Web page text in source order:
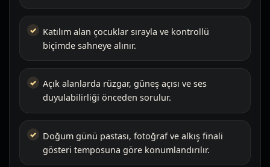
Katılım alan çocuklar sırayla ve kontrollü
biçimde sahneye alınır.
Açık alanlarda rüzgar, güneş açısı ve ses
duyulabilirliği önceden sorulur.
Doğum günü pastası, fotoğraf ve alkış finali
gösteri temposuna göre konumlandırılır.